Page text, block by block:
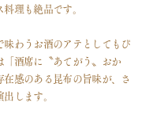
理も絶品です。
味わうお酒のアテとしてもぴ
「酒席に〝あてがう〟おか
在感のある昆布の旨味が、さ
します。